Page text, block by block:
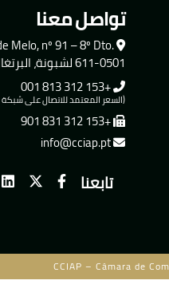
تواصل معنا
Melo, nº 91 – 8º Dto.
611-0501 لشبونة، البرتغال
+153 312 813 001
(السعر المعتمد للاتصال على شبكة
+153 312 831 901
info@cciap.pt
تابعنا
CCIAP – Câmara de